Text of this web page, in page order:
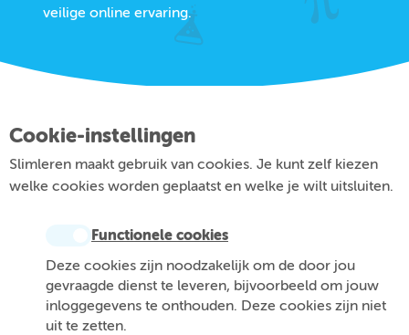
veilige online ervaring.
Cookie-instellingen
Slimleren maakt gebruik van cookies. Je kunt zelf kiezen
welke cookies worden geplaatst en welke je wilt uitsluiten.
Functionele cookies
Deze cookies zijn noodzakelijk om de door jou
gevraagde dienst te leveren, bijvoorbeeld om jouw
inloggegevens te onthouden. Deze cookies zijn niet
uit te zetten.